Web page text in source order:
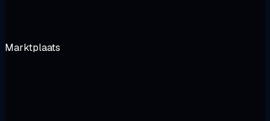
Marktplaats